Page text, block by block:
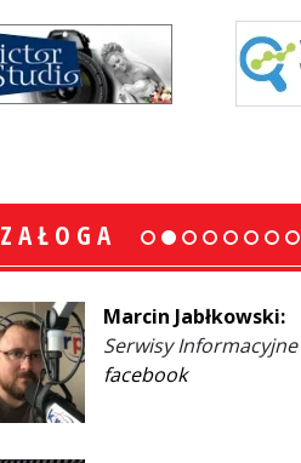
ZAŁOGA
Marcin Jabłkowski:
Serwisy Informacyjne
facebook